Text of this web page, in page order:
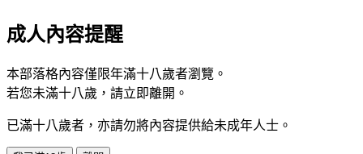
成人內容提醒
本部落格內容僅限年滿十八歲者瀏覽。
若您未滿十八歲，請立即離開。
已滿十八歲者，亦請勿將內容提供給未成年人士。